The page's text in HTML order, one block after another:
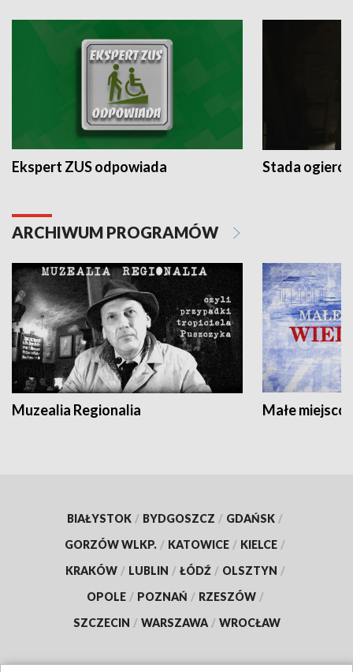
Ekspert ZUS odpowiada Stada
ARCHIWUM PROGRAMÓW
Muzealia Regionalia Małe
BIAŁYSTOK / BYDGOSZCZ / GDAŃSK /
GORZÓW WLKP. / KATOWICE / KIELCE /
KRAKÓW / LUBLIN / ŁÓDŹ / OLSZTYN /
OPOLE / POZNAŃ / RZESZÓW /
SZCZECIN / WARSZAWA / WROCŁAW